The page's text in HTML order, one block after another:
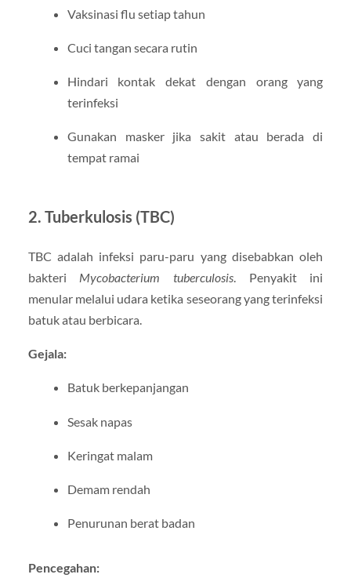
Vaksinasi flu setiap tahun
Cuci tangan secara rutin
Hindari kontak dekat dengan orang yang
terinfeksi
Gunakan masker jika sakit atau berada di
tempat ramai
2. Tuberkulosis (TBC)
TBC adalah infeksi paru-paru yang disebabkan oleh
bakteri Mycobacterium tuberculosis. Penyakit ini
menular melalui udara ketika seseorang yang terinfeksi
batuk atau berbicara.
Gejala:
Batuk berkepanjangan
Sesak napas
Keringat malam
Demam rendah
Penurunan berat badan
Pencegahan: